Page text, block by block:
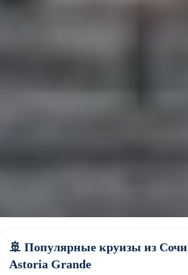
🚢 Популярные круизы из
Astoria Grande